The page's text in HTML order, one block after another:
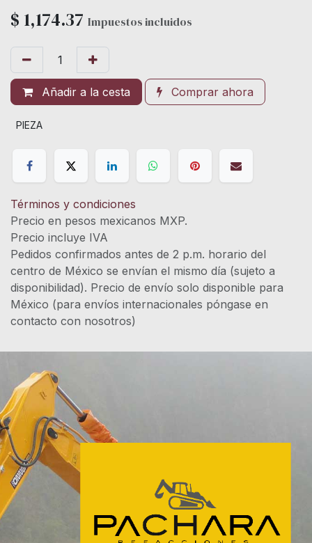
$ 1,174.37 Impuestos incluidos
Añadir a la cesta Comprar ahora
PIEZA
Términos y condiciones
Precio en pesos mexicanos MXP.
Precio incluye IVA
Pedidos confirmados antes de 2 p.m. horario del
centro de México se envían el mismo día (sujeto a
disponibilidad). Precio de envío solo disponible para
México (para envíos internacionales póngase en
contacto con nosotros)